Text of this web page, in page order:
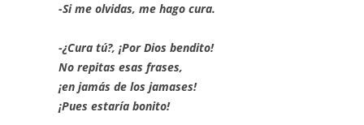
-Si me olvidas, me hago cura.
-¿Cura tú?, ¡Por Dios bendito!
No repitas esas frases,
¡en jamás de los jamases!
¡Pues estaría bonito!